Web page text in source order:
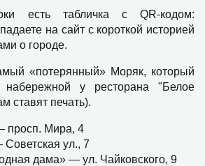
есть табличка с QR-кодом:
на сайт с короткой историей
о городе.
«потерянный» Моряк, который
у ресторана "Белое
ставят печать).
просп. Мира, 4
ул., 7
дама» — ул. Чайковского, 9